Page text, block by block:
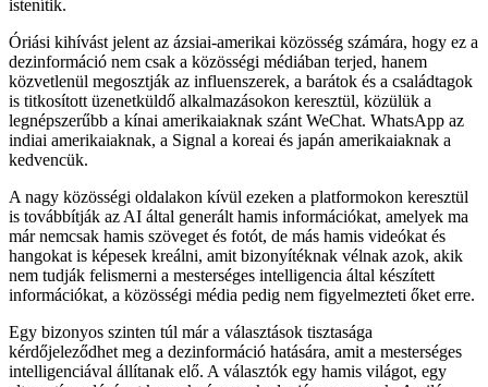
istenítik.
Óriási kihívást jelent az ázsiai-amerikai közösség számára, hogy ez a
dezinformáció nem csak a közösségi médiában terjed, hanem
közvetlenül megosztják az influenszerek, a barátok és a családtagok
is titkosított üzenetküldő alkalmazásokon keresztül, közülük a
legnépszerűbb a kínai amerikaiaknak szánt WeChat. WhatsApp az
indiai amerikaiaknak, a Signal a koreai és japán amerikaiaknak a
kedvencük.
A nagy közösségi oldalakon kívül ezeken a platformokon keresztül
is továbbítják az AI által generált hamis információkat, amelyek ma
már nemcsak hamis szöveget és fotót, de más hamis videókat és
hangokat is képesek kreálni, amit bizonyítéknak vélnak azok, akik
nem tudják felismerni a mesterséges intelligencia által készített
információkat, a közösségi média pedig nem figyelmezteti őket erre.
Egy bizonyos szinten túl már a választások tisztasága
kérdőjeleződhet meg a dezinformáció hatására, amit a mesterséges
intelligenciával állítanak elő. A választók egy hamis világot, egy